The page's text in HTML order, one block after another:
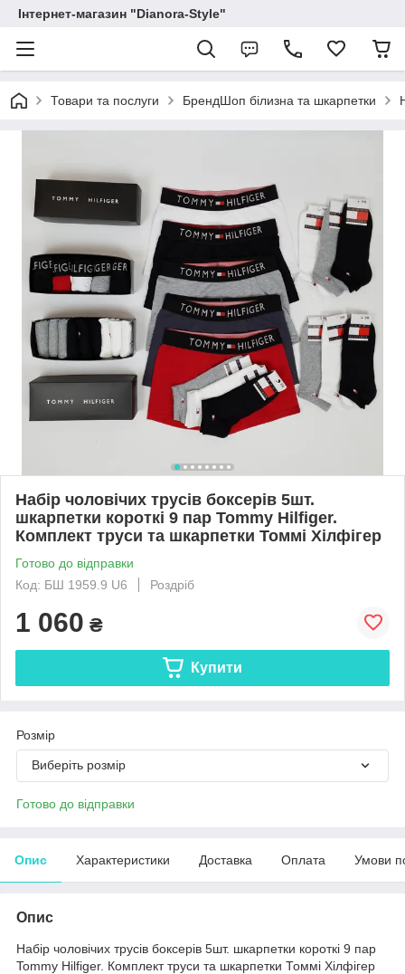
Інтернет-магазин "Dianora-Style"
Товари та послуги БрендШоп білизна та шкарпетки
Набір чоловічих трусів боксерів 5шт.
шкарпетки короткі 9 пар Tommy Hilfiger.
Комплект труси та шкарпетки Томмі Хілфігер
Готово до відправки
Код: БШ 1959.9 U6
Роздріб
1 060 ₴
Купити
Розмір
Виберіть розмір
Готово до відправки
Опис Характеристики Доставка Оплата Умови
Опис
Набір чоловічих трусів боксерів 5шт. шкарпетки короткі 9 пар
Tommy Hilfiger. Комплект труси та шкарпетки Томмі Хілфігер